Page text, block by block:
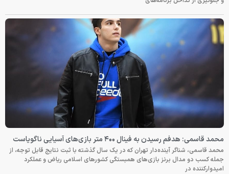
محمد قاسمی: هدفم رسیدن به فینال ۴۰۰ متر بازی‌های آسیایی ناگویاست
محمد قاسمی، شناگر آینده‌دار تهران که در یک سال گذشته با ثبت نتایج قابل توجه، از
جمله کسب دو مدال برنز بازی‌های همبستگی کشورهای اسلامی ریاض و عملکرد
امیدوارکننده در